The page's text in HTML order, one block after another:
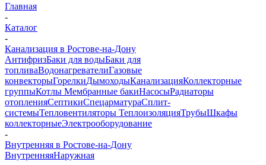
Главная
-
Каталог
-
Канализация в Ростове-на-Дону
АнтифризБаки для водыБаки для
топливаВодонагревателиГазовые
конвекторыГорелкиДымоходыКанализацияКоллекторные
группыКотлы Мембранные бакиНасосыРадиаторы
отопленияСептикиСпецарматураСплит-
системыТепловентиляторы ТеплоизоляцияТрубыШкафы
коллекторныеЭлектрооборудование
-
Внутренняя в Ростове-на-Дону
ВнутренняяНаружная